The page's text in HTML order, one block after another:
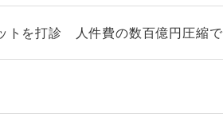
トを打診 人件費の数百億円圧縮で